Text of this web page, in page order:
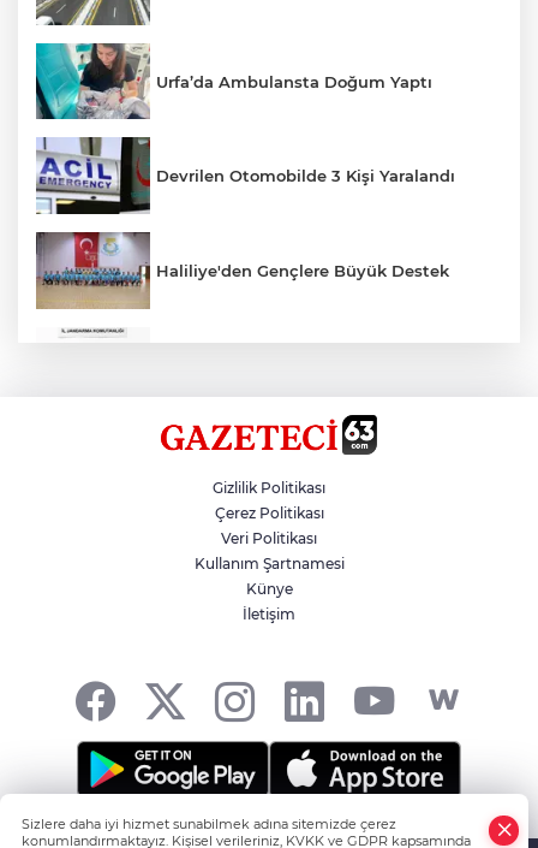
Urfa’da Ambulansta Doğum Yaptı
Devrilen Otomobilde 3 Kişi Yaralandı
Haliliye'den Gençlere Büyük Destek
Hikmet Başak’tan Ulaşım Çalışması
Atatürk Bulvarında Asfalt Yenileniyor
Gizlilik Politikası
Çerez Politikası
Veri Politikası
Kullanım Şartnamesi
Künye
İletişim
Şanlıurfa'nın Haber Noktası... -HABER YAZILIMIve
Sizlere daha iyi hizmet sunabilmek adına sitemizde çerez
konumlandırmaktayız. Kişisel verileriniz, KVKK ve GDPR kapsamında